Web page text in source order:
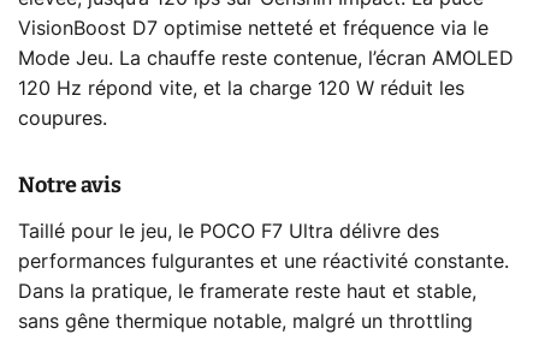
VisionBoost D7 optimise netteté et fréquence via le
Mode Jeu. La chauffe reste contenue, l’écran AMOLED
120 Hz répond vite, et la charge 120 W réduit les
coupures.
Notre avis
Taillé pour le jeu, le POCO F7 Ultra délivre des
performances fulgurantes et une réactivité constante.
Dans la pratique, le framerate reste haut et stable,
sans gêne thermique notable, malgré un throttling